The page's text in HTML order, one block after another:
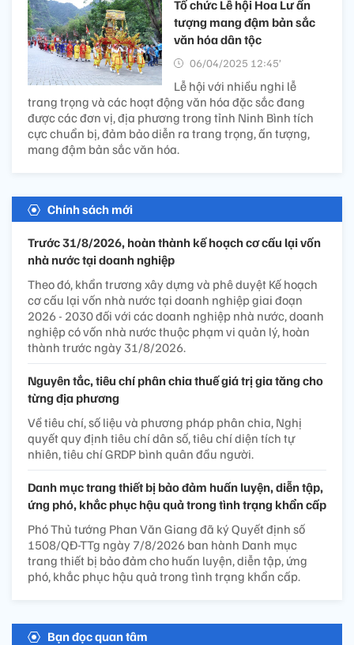
Tổ chức Lễ hội Hoa Lư ấn
tượng mang đậm bản sắc
văn hóa dân tộc
06/04/2025 12:45’
Lễ hội với nhiều nghi lễ
trang trọng và các hoạt động văn hóa đặc sắc đang
được các đơn vị, địa phương trong tỉnh Ninh Bình tích
cực chuẩn bị, đảm bảo diễn ra trang trọng, ấn tượng,
mang đậm bản sắc văn hóa.
Chính sách mới
Trước 31/8/2026, hoàn thành kế hoạch cơ cấu lại vốn
nhà nước tại doanh nghiệp
Theo đó, khẩn trương xây dựng và phê duyệt Kế hoạch
cơ cấu lại vốn nhà nước tại doanh nghiệp giai đoạn
2026 - 2030 đối với các doanh nghiệp nhà nước, doanh
nghiệp có vốn nhà nước thuộc phạm vi quản lý, hoàn
thành trước ngày 31/8/2026.
Nguyên tắc, tiêu chí phân chia thuế giá trị gia tăng cho
từng địa phương
Về tiêu chí, số liệu và phương pháp phân chia, Nghị
quyết quy định tiêu chí dân số, tiêu chí diện tích tự
nhiên, tiêu chí GRDP bình quân đầu người.
Danh mục trang thiết bị bảo đảm huấn luyện, diễn tập,
ứng phó, khắc phục hậu quả trong tình trạng khẩn cấp
Phó Thủ tướng Phan Văn Giang đã ký Quyết định số
1508/QĐ-TTg ngày 7/8/2026 ban hành Danh mục
trang thiết bị bảo đảm cho huấn luyện, diễn tập, ứng
phó, khắc phục hậu quả trong tình trạng khẩn cấp.
Bạn đọc quan tâm